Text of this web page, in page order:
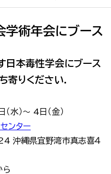
学術年会にブース
日本毒性学会にブース
寄りください．
）～ 4日（金）
ンター
野湾市真志喜４
ら